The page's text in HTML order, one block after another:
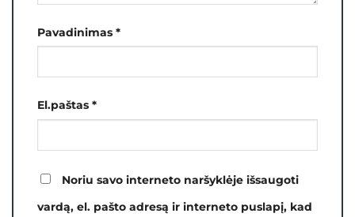
Pavadinimas *
El.paštas *
Noriu savo interneto naršyklėje išsaugoti
vardą, el. pašto adresą ir interneto puslapį, kad